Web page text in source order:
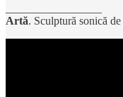
Artă. Sculptură sonică de